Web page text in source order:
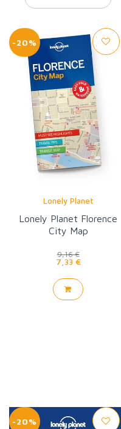
-20%
Lonely Planet
Lonely Planet Florence
City Map
9,16 €
7,33 €
-20%